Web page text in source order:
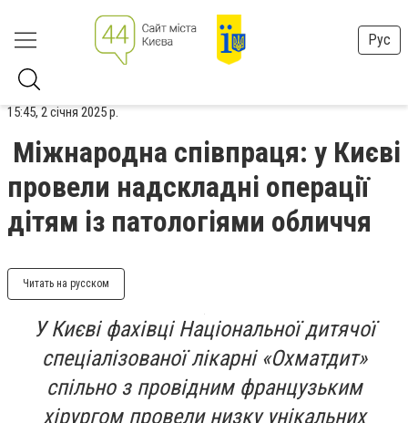
Рус
15:45, 2 січня 2025 р.
Міжнародна співпраця: у Києві
провели надскладні операції
дітям із патологіями обличчя
Читать на русском
У Києві фахівці Національної дитячої
спеціалізованої лікарні «Охматдит»
спільно з провідним французьким
хірургом провели низку унікальних